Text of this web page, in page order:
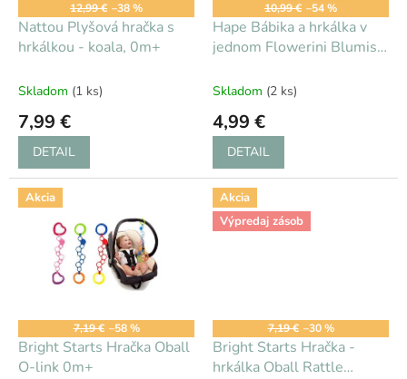
12,99 € –38 %
Nattou Plyšová hračka s
hrkálkou - koala, 0m+
Skladom (1 ks)
7,99 €
DETAIL
10,99 € –54 %
Hape Bábika a hrkálka v
jednom Flowerini Blumis,
Skladom (2 ks)
4,99 €
DETAIL
Akcia
7,19 € –58 %
Bright Starts Hračka Oball
O-link 0m+
Akcia
Výpredaj zásob
7,19 € –30 %
Bright Starts Hračka -
hrkálka Oball Rattle